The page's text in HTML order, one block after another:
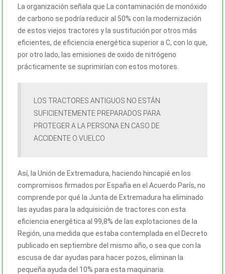
La organización señala que La contaminación de monóxido
de carbono se podría reducir al 50% con la modernización
de estos viejos tractores y la sustitución por otros más
eficientes, de eficiencia energética superior a C, con lo que,
por otro lado, las emisiones de oxido de nitrógeno
prácticamente se suprimirían con estos motores.
LOS TRACTORES ANTIGUOS NO ESTÁN
SUFICIENTEMENTE PREPARADOS PARA
PROTEGER A LA PERSONA EN CASO DE
ACCIDENTE O VUELCO
Así, la Unión de Extremadura, haciendo hincapié en los
compromisos firmados por España en el Acuerdo París, no
comprende por qué la Junta de Extremadura ha eliminado
las ayudas para la adquisición de tractores con esta
eficiencia energética al 99,8% de las explotaciones de la
Región, una medida que estaba contemplada en el Decreto
publicado en septiembre del mismo año, o sea que con la
escusa de dar ayudas para hacer pozos, eliminan la
pequeña ayuda del 10% para esta maquinaria.